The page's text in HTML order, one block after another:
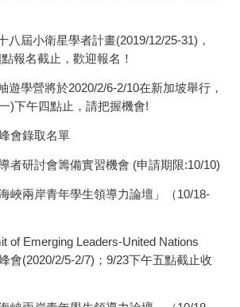
八屆小衛星學者計畫(2019/12/25-31)，
報名截止，歡迎報名！
遊學營將於2020/2/6-2/10在新加坡舉行，
)下午四點止，請把握機會!
會錄取名單
者研討會籌備實習機會 (申請期限:10/10)
峽兩岸青年學生領導力論壇」（10/18-
of Emerging Leaders-United Nations
會(2020/2/5-2/7)；9/23下午五點截止收